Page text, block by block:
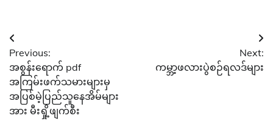
Post
navigation
Previous:
အစွန်းရောက် pdf
အကြမ်းဖက်သမားများမှ
အပြစ်မဲ့ပြည်သူနေအိမ်များ
အား မီးရှို့ဖျက်စီး
Next:
ကမ္ဘာ့ဖလားပွဲစဉ်ရလဒ်များ